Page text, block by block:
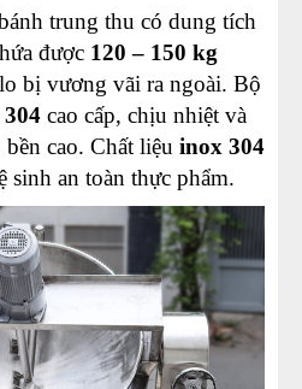
trung thu có dung tích
được 120 – 150 kg
bị vương vãi ra ngoài. Bộ
cao cấp, chịu nhiệt và
cao. Chất liệu inox 304
sinh an toàn thực phẩm.